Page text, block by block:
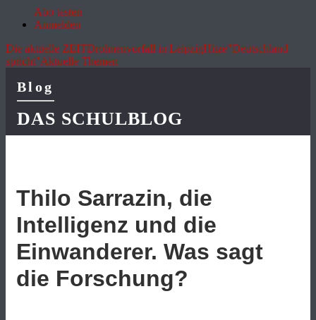
Abo testen
Anmelden
Die aktuelle ZEITDrohnenvorfall in LeipzigHitze"Deutschland
spricht"Aktuelle Themen
Blog
DAS SCHULBLOG
Thilo Sarrazin, die
Intelligenz und die
Einwanderer. Was sagt
die Forschung?